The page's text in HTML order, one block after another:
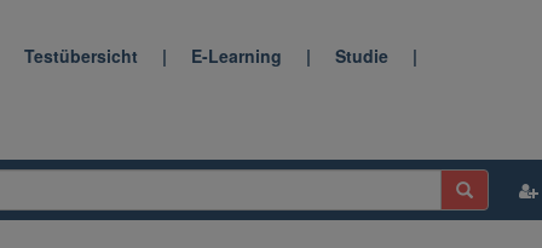
Testübersicht | E-Learning | Studie |